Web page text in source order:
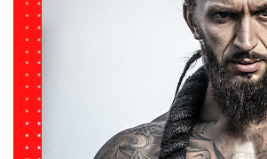
orgánicas